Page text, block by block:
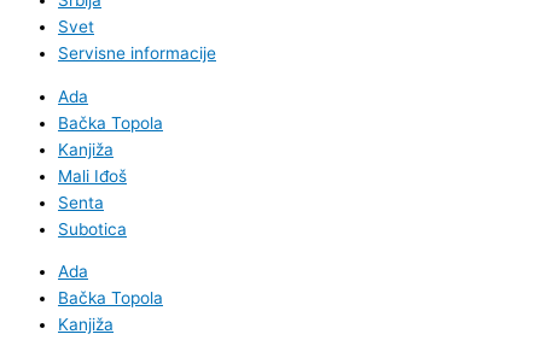
Svet
Servisne informacije
Ada
Bačka Topola
Kanjiža
Mali Iđoš
Senta
Subotica
Ada
Bačka Topola
Kanjiža